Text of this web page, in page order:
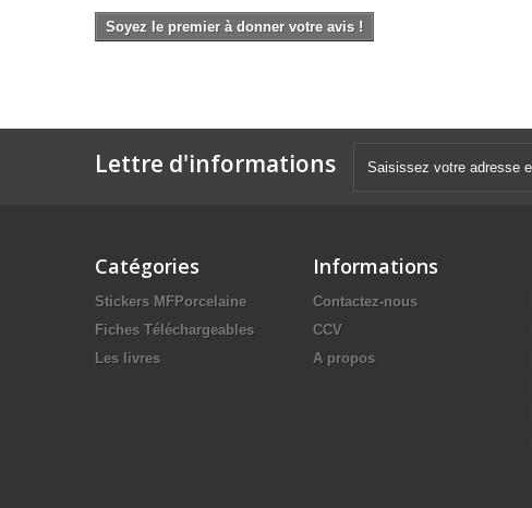
Soyez le premier à donner votre avis !
Lettre d'informations
Catégories
Stickers MFPorcelaine
Fiches Téléchargeables
Les livres
Informations
Contactez-nous
CCV
A propos